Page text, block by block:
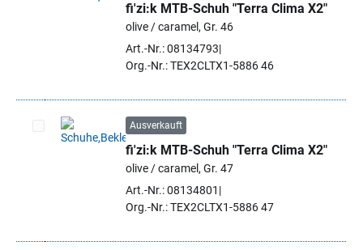
Artikel auswählen
fi'zi:k MTB-Schuh "Terra Clima X2"
olive / caramel, Gr. 46
Art.-Nr.: 08134793
Org.-Nr.: TEX2CLTX1-5886 46
Artikel auswählen
Ausverkauft
fi'zi:k MTB-Schuh "Terra Clima X2"
olive / caramel, Gr. 47
Art.-Nr.: 08134801
Org.-Nr.: TEX2CLTX1-5886 47